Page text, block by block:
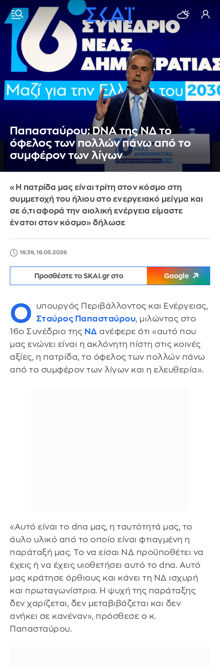
Παπασταύρου: DNA της ΝΔ το
όφελος των πολλών πάνω από το
συμφέρον των λίγων
«Η πατρίδα μας είναι τρίτη στον κόσμο στη
συμμετοχή του ήλιου στο ενεργειακό μείγμα και
σε ό,τι αφορά την αιολική ενέργεια είμαστε
ένατοι στον κόσμο» δήλωσε
16:39, 16.05.2026
Προσθέστε το SKAI.gr στο Google
Ο
υπουργός Περιβάλλοντος και Ενέργειας,
Σταύρος Παπασταύρου, μιλώντας στο
16ο Συνέδριο της ΝΔ ανέφερε ότι «αυτό που
μας ενώνει είναι η ακλόνητη πίστη στις κοινές
αξίες, η πατρίδα, το όφελος των πολλών πάνω
από το συμφέρον των λίγων και η ελευθερία».
«Αυτό είναι το dna μας, η ταυτότητά μας, το
άυλο υλικό από το οποίο είναι φτιαγμένη η
παράταξή μας. Το να είσαι ΝΔ προϋποθέτει να
έχεις ή να έχεις υιοθετήσει αυτό το dna. Αυτό
μας κράτησε όρθιους και κάνει τη ΝΔ ισχυρή
και πρωταγωνίστρια. Η ψυχή της παράταξης
δεν χαρίζεται, δεν μεταβιβάζεται και δεν
ανήκει σε κανέναν», πρόσθεσε ο κ.
Παπασταύρου.